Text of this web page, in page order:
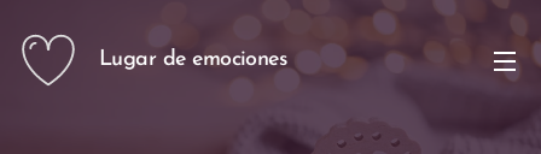
Lugar de emociones